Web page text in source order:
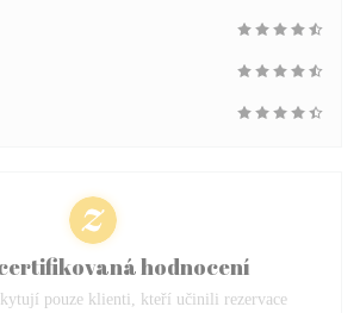
hodnocení
pouze klienti, kteří učinili rezervace